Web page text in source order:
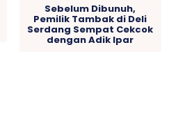
Sebelum Dibunuh,
Pemilik Tambak di Deli
Serdang Sempat Cekcok
dengan Adik Ipar